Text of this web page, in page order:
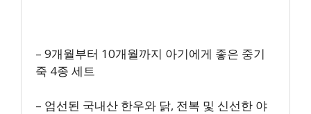
– 9개월부터 10개월까지 아기에게 좋은 중기
죽 4종 세트
– 엄선된 국내산 한우와 닭, 전복 및 신선한 야